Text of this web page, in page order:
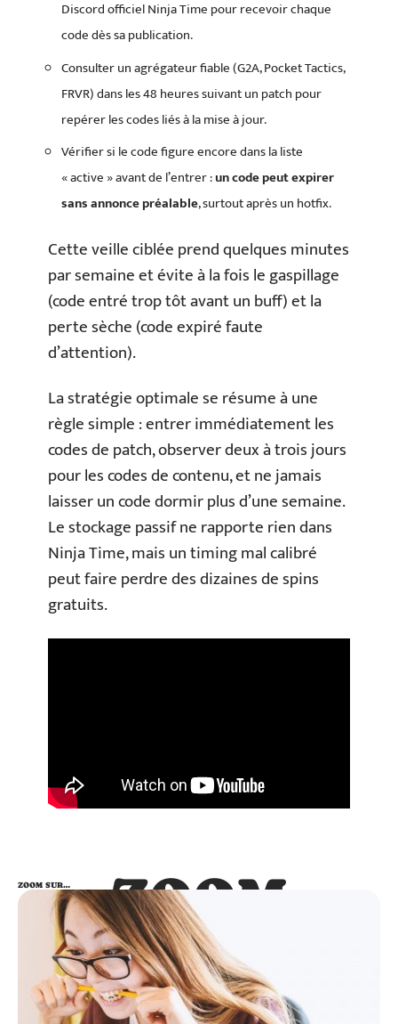
Discord officiel Ninja Time pour recevoir chaque
code dès sa publication.
Consulter un agrégateur fiable (G2A, Pocket Tactics,
FRVR) dans les 48 heures suivant un patch pour
repérer les codes liés à la mise à jour.
Vérifier si le code figure encore dans la liste
« active » avant de l’entrer :un code peut expirer
sans annonce préalable, surtout après un hotfix.
Cette veille ciblée prend quelques minutes
par semaine et évite à la fois le gaspillage
(code entré trop tôt avant un buff) et la
perte sèche (code expiré faute
d’attention).
La stratégie optimale se résume à une
règle simple : entrer immédiatement les
codes de patch, observer deux à trois jours
pour les codes de contenu, et ne jamais
laisser un code dormir plus d’une semaine.
Le stockage passif ne rapporte rien dans
Ninja Time, mais un timing mal calibré
peut faire perdre des dizaines de spins
gratuits.
ZOOM
SUR…
ZOOM SUR…